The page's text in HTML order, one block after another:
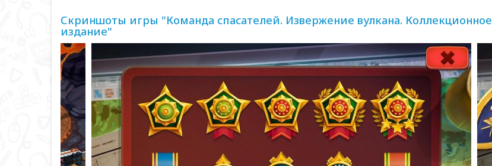
Скриншоты игры "Команда спасателей. Извержение вулкана. Коллекционное
издание"